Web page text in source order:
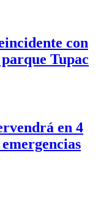
con
Tupac
en 4